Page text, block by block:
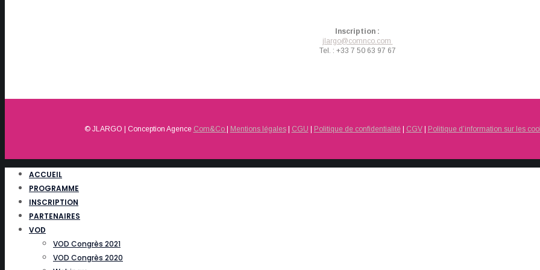
Inscription :
jlargo@comnco.com
Tel. : +33 7 50 63 97 67
© JLARGO | Conception Agence Com&Co Mentions légales| CGU Politique de confidentialité| CGV| Politique d’information sur les
ACCUEIL
PROGRAMME
INSCRIPTION
PARTENAIRES
VOD
VOD Congrès 2021
VOD Congrès 2020